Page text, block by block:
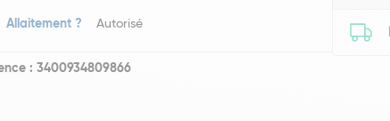
Allaitement ? Autorisé
: 3400934809866